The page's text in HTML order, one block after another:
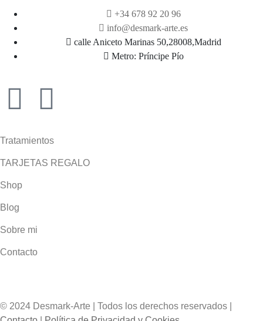
+34 678 92 20 96
info@desmark-arte.es
calle Aniceto Marinas 50,28008,Madrid
Metro: Príncipe Pío
Tratamientos
TARJETAS REGALO
Shop
Blog
Sobre mi
Contacto
© 2024 Desmark-Arte | Todos los derechos reservados |